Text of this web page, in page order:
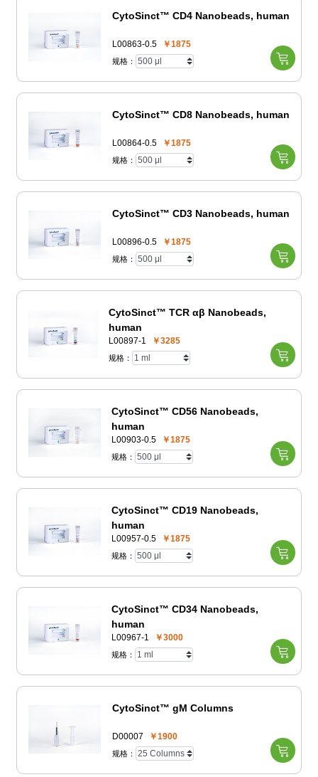
CytoSinct™ CD4 Nanobeads, human
L00863-0.5 ￥1875
规格：
CytoSinct™ CD8 Nanobeads, human
L00864-0.5 ￥1875
规格：
CytoSinct™ CD3 Nanobeads, human
L00896-0.5 ￥1875
规格：
CytoSinct™ TCR αβ Nanobeads,
human
L00897-1 ￥3285
规格：
CytoSinct™ CD56 Nanobeads,
human
L00903-0.5 ￥1875
规格：
CytoSinct™ CD19 Nanobeads,
human
L00957-0.5 ￥1875
规格：
CytoSinct™ CD34 Nanobeads,
human
L00967-1 ￥3000
规格：
CytoSinct™ gM Columns
D00007 ￥1900
规格：